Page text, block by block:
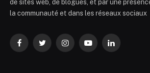
de sites web, de blogues, et par une
la communauté et dans les réseaux sociaux
FacebookTwitterInstagramYouTubeLinkedIn